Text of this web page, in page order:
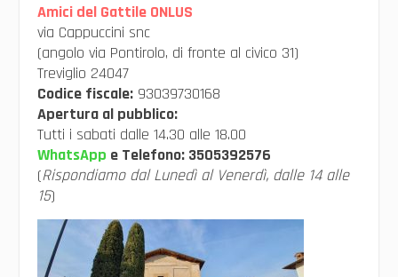
Amici del Gattile ONLUS
via Cappuccini snc
(angolo via Pontirolo, di fronte al civico 31)
Treviglio 24047
Codice fiscale:93039730168
Apertura al pubblico:
Tutti i sabati dalle 14.30 alle 18.00
WhatsApp e Telefono: 3505392576
(Rispondiamo dal Lunedì al Venerdì, dalle 14 alle
15)